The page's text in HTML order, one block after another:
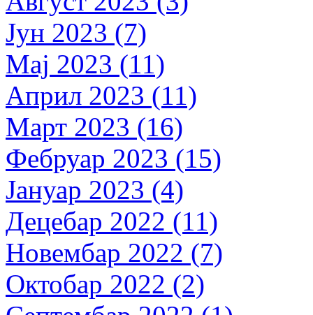
Јун 2023 (7)
Мај 2023 (11)
Април 2023 (11)
Март 2023 (16)
Фебруар 2023 (15)
Јануар 2023 (4)
Децебар 2022 (11)
Новембар 2022 (7)
Октобар 2022 (2)